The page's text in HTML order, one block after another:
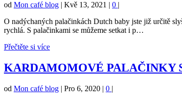
od Mon café blog | Kvě 13, 2021 | 0 |
O nadýchaných palačinkách Dutch baby jste již určitě
rychlá. S palačinkami se můžeme setkat i p…
Přečtěte si více
KARDAMOMOVÉ PALAČINKY
od Mon café blog | Pro 6, 2020 | 0 |